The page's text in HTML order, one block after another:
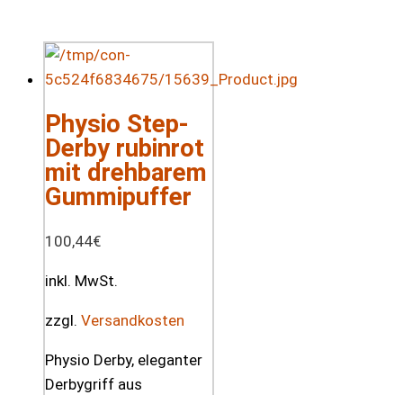
Physio Step-
Derby rubinrot
mit drehbarem
Gummipuffer
100,44€
inkl. MwSt.
zzgl. Versandkosten
Physio Derby, eleganter
Derbygriff aus